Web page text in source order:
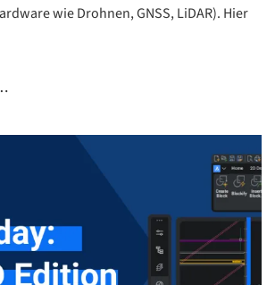
wie Drohnen, GNSS, LiDAR). Hier